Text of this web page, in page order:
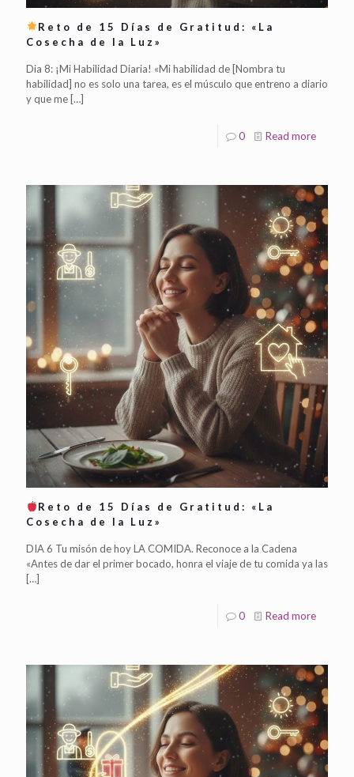
Reto de 15 Días de Gratitud: «La
Cosecha de la Luz»
Dia 8: ¡Mi Habilidad Diaria! «Mi habilidad de [Nombra tu
habilidad] no es solo una tarea, es el músculo que entreno a diario
y que me[…]
0 Read more
Reto de 15 Días de Gratitud: «La
Cosecha de la Luz»
DIA 6 Tu misón de hoy LA COMIDA. Reconoce a la Cadena
«Antes de dar el primer bocado, honra el viaje de tu comida ya las
[…]
0 Read more